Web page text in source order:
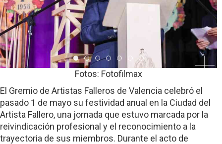
Item 0
Item 1Item 2Item 3
Item 4
Item 5
Item 6
Fotos: Fotofilmax
El Gremio de Artistas Falleros de Valencia celebró el
pasado 1 de mayo su festividad anual en la Ciudad del
Artista Fallero, una jornada que estuvo marcada por la
reivindicación profesional y el reconocimiento a la
trayectoria de sus miembros. Durante el acto de